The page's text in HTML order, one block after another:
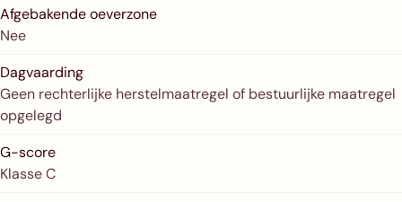
Afgebakende oeverzone
Nee
Dagvaarding
Geen rechterlijke herstelmaatregel of bestuurlijke maatregel
opgelegd
G-score
Klasse C